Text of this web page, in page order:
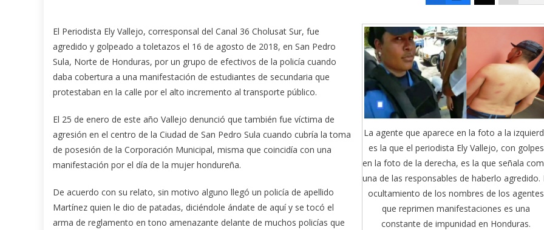
La agente que aparece en la foto a la
es la que el periodista Ely Vallejo, con golpes
en la foto de la derecha, es la que señala
una de las responsables de haberlo agredido.
ocultamiento de los nombres de los agentes
que reprimen manifestaciones es una
constante de impunidad en Honduras.
El Periodista Ely Vallejo, corresponsal del Canal 36 Cholusat Sur, fue
agredido y golpeado a toletazos el 16 de agosto de 2018, en San Pedro
Sula, Norte de Honduras, por un grupo de efectivos de la policía cuando
daba cobertura a una manifestación de estudiantes de secundaria que
protestaban en la calle por el alto incremento al transporte público.
El 25 de enero de este año Vallejo denunció que también fue víctima de
agresión en el centro de la Ciudad de San Pedro Sula cuando cubría la toma
de posesión de la Corporación Municipal, misma que coincidía con una
manifestación por el día de la mujer hondureña.
De acuerdo con su relato, sin motivo alguno llegó un policía de apellido
Martínez quien le dio de patadas, diciéndole ándate de aquí y se tocó el
arma de reglamento en tono amenazante delante de muchos policías que